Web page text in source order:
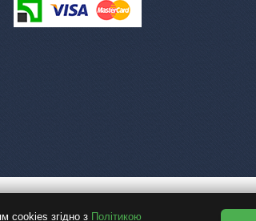
cookies згідно з Політикою